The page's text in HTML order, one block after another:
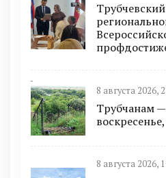
8 августа 2026,
Трубчанам
8 августа 2026,